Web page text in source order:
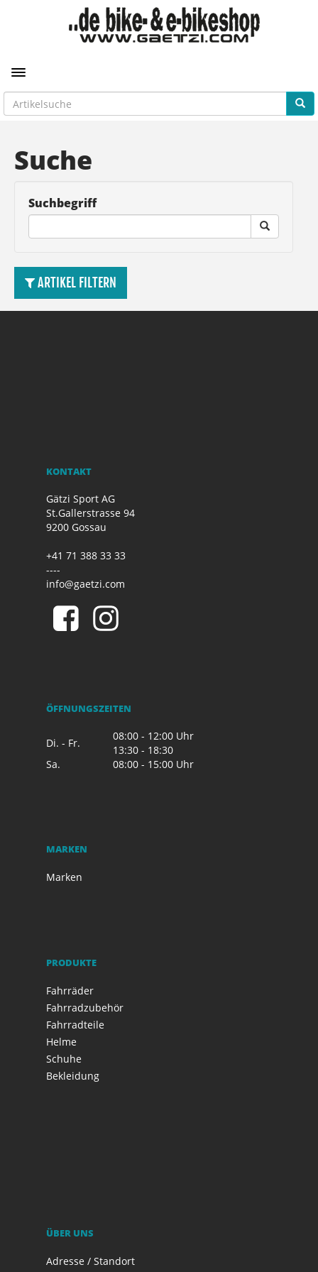
Toggle navigation
Suche
Suchbegriff
ARTIKEL FILTERN
KONTAKT
Gätzi Sport AG
St.Gallerstrasse 94
9200 Gossau
+41 71 388 33 33
----
info@gaetzi.com
ÖFFNUNGSZEITEN
Di. - Fr.
08:00 - 12:00 Uhr
13:30 - 18:30
Sa.
08:00 - 15:00 Uhr
MARKEN
Marken
PRODUKTE
Fahrräder
Fahrradzubehör
Fahrradteile
Helme
Schuhe
Bekleidung
ÜBER UNS
Adresse / Standort